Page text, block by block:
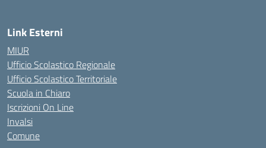
Link Esterni
MIUR
Ufficio Scolastico Regionale
Ufficio Scolastico Territoriale
Scuola in Chiaro
Iscrizioni On Line
Invalsi
Comune